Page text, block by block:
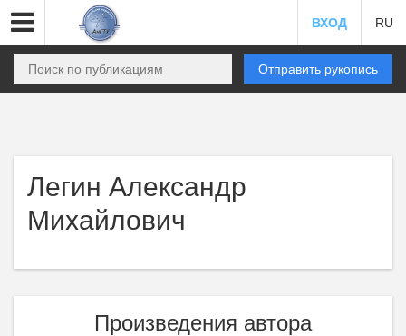
ВХОД RU
Отправить рукопись
Легин Александр
Михайлович
Произведения автора